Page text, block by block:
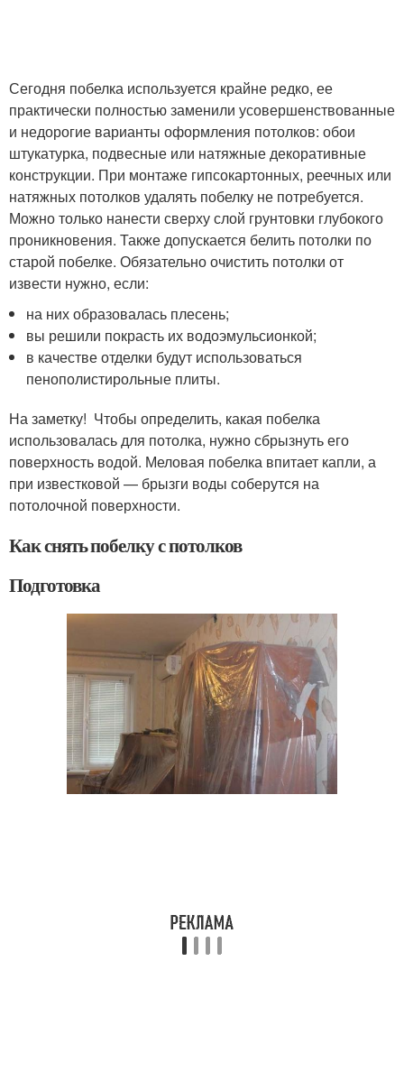
Сегодня побелка используется крайне редко, ее
практически полностью заменили усовершенствованные
и недорогие варианты оформления потолков: обои
штукатурка, подвесные или натяжные декоративные
конструкции. При монтаже гипсокартонных, реечных или
натяжных потолков удалять побелку не потребуется.
Можно только нанести сверху слой грунтовки глубокого
проникновения. Также допускается белить потолки по
старой побелке. Обязательно очистить потолки от
извести нужно, если:
на них образовалась плесень;
вы решили покрасть их водоэмульсионкой;
в качестве отделки будут использоваться
пенополистирольные плиты.
На заметку! Чтобы определить, какая побелка
использовалась для потолка, нужно сбрызнуть его
поверхность водой. Меловая побелка впитает капли, а
при известковой — брызги воды соберутся на
потолочной поверхности.
Как снять побелку с потолков
Подготовка